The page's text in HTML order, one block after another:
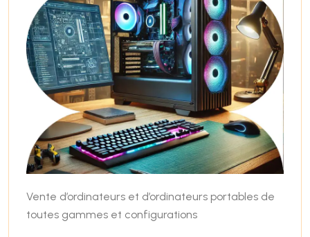
Vente d’ordinateurs et d’ordinateurs portables de
toutes gammes et configurations